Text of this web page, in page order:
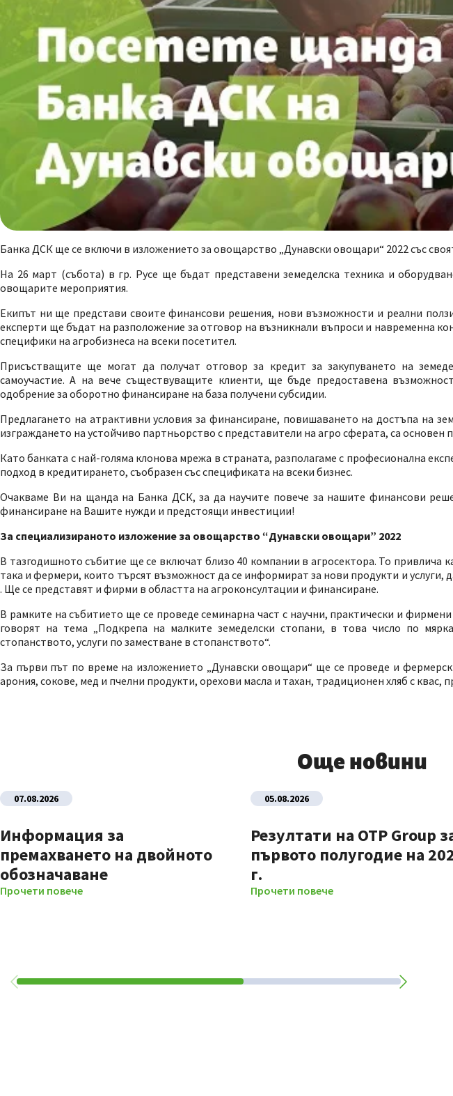
Банка ДСК ще се включи в изложението за овощарство „Дунавски овощари“ 2022 със
На 26 март (събота) в гр. Русе ще бъдат представени земеделска техника и
овощарите мероприятия.
Екипът ни ще представи своите финансови решения, нови възможности и реални
експерти ще бъдат на разположение за отговор на възникнали въпроси и навременна
специфики на агробизнеса на всеки посетител.
Присъстващите ще могат да получат отговор за кредит за закупуването на
самоучастие. А на вече съществуващите клиенти, ще бъде предоставена
одобрение за оборотно финансиране на база получени субсидии.
Предлагането на атрактивни условия за финансиране, повишаването на достъпа на
изграждането на устойчиво партньорство с представители на агро сферата, са основен
Като банката с най-голяма клонова мрежа в страната, разполагаме с професионална
подход в кредитирането, съобразен със спецификата на всеки бизнес.
Очакваме Ви на щанда на Банка ДСК, за да научите повече за нашите финансови
финансиране на Вашите нужди и предстоящи инвестиции!
За специализираното изложение за овощарство “Дунавски овощари” 2022
В тазгодишното събитие ще се включат близо 40 компании в агросектора. То привлича
така и фермери, които търсят възможност да се информират за нови продукти и услуги,
. Ще се представят и фирми в областта на агроконсултации и финансиране.
В рамките на събитието ще се проведе семинарна част с научни, практически и
говорят на тема „Подкрепа на малките земеделски стопани, в това число по
стопанството, услуги по заместване в стопанството“.
За първи път по време на изложението „Дунавски овощари“ ще се проведе и
арония, сокове, мед и пчелни продукти, орехови масла и тахан, традиционен хляб с квас,
Още новини
07.08.2026
Информация за
премахването на двойното
обозначаване
Прочети повече
05.08.2026
Резултати на OTP Group
първото полугодие на
г.
Прочети повече